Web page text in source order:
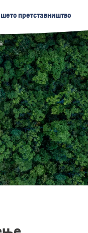
претставништво